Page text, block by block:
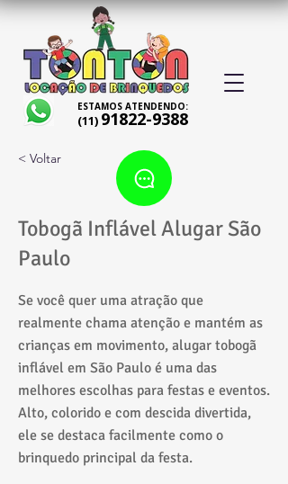
ESTAMOS ATENDENDO:
(11) 91822-9388
< Voltar
Tobogã Inflável Alugar São
Paulo
Se você quer uma atração que
realmente chama atenção e mantém as
crianças em movimento, alugar tobogã
inflável em São Paulo é uma das
melhores escolhas para festas e eventos.
Alto, colorido e com descida divertida,
ele se destaca facilmente como o
brinquedo principal da festa.